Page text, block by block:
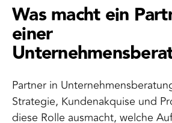
Was macht ein
einer
Partner in
Strategie, Kundenakquise und
diese Rolle ausmacht, welche